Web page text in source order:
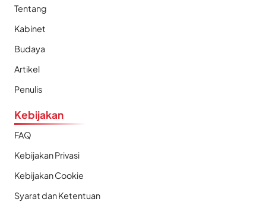
Tentang
Kabinet
Budaya
Artikel
Penulis
Kebijakan
FAQ
Kebijakan Privasi
Kebijakan Cookie
Syarat dan Ketentuan